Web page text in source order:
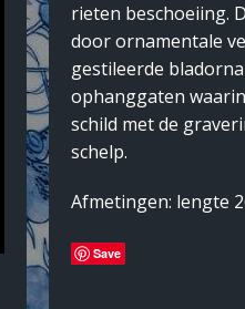
rieten beschoeiing.
door ornamentale
gestileerde
ophanggaten
schild met de
schelp.
Afmetingen: lengte
Save